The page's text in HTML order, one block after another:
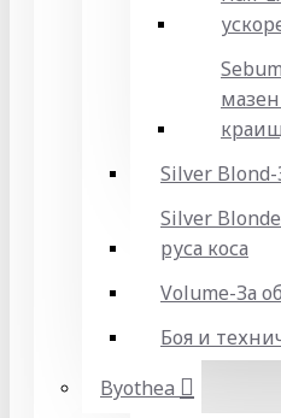
Silver Blond-
Silver
руса коса
Volume-За
Боя и
Byothea